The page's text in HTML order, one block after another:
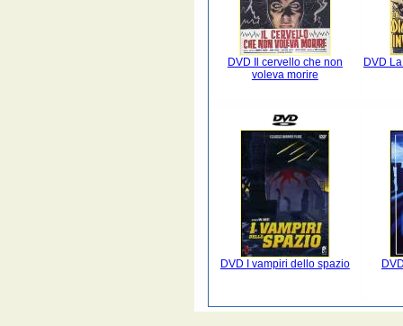
DVD Il cervello che non
voleva morire
DVD
DVD I vampiri dello spazio